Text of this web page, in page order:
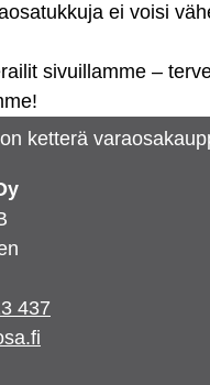
ei voisi
sivuillamme –
437